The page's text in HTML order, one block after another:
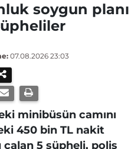
soygun planı
07.08.2026 23:03
minibüsün camını
450 bin TL nakit
çalan 5 şüpheli, polis